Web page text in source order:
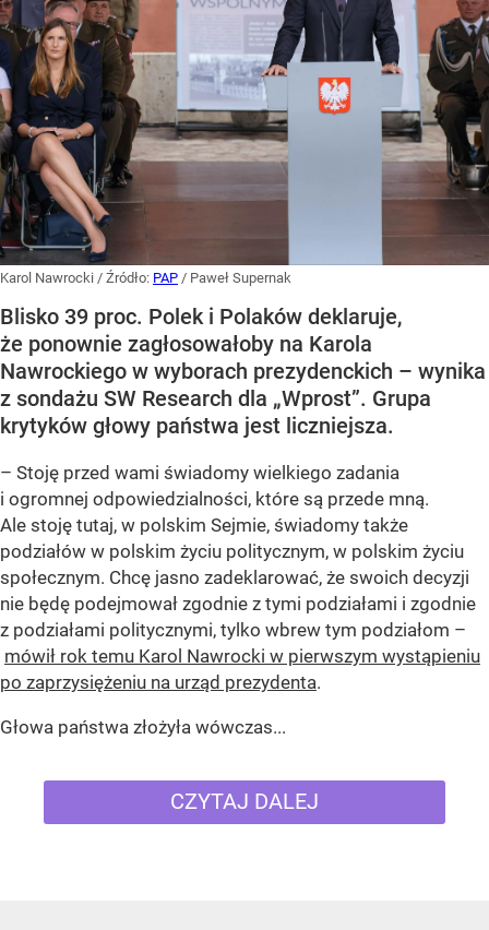
Karol Nawrocki / Źródło: PAP / Paweł Supernak
Blisko 39 proc. Polek i Polaków deklaruje,
że ponownie zagłosowałoby na Karola
Nawrockiego w wyborach prezydenckich – wynika
z sondażu SW Research dla „Wprost”. Grupa
krytyków głowy państwa jest liczniejsza.
– Stoję przed wami świadomy wielkiego zadania
i ogromnej odpowiedzialności, które są przede mną.
Ale stoję tutaj, w polskim Sejmie, świadomy także
podziałów w polskim życiu politycznym, w polskim życiu
społecznym. Chcę jasno zadeklarować, że swoich decyzji
nie będę podejmował zgodnie z tymi podziałami i zgodnie
z podziałami politycznymi, tylko wbrew tym podziałom –
mówił rok temu Karol Nawrocki w pierwszym wystąpieniu
po zaprzysiężeniu na urząd prezydenta.
Głowa państwa złożyła wówczas...
CZYTAJ DALEJ